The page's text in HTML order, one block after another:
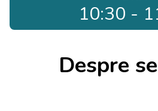
10:30 -
Despre